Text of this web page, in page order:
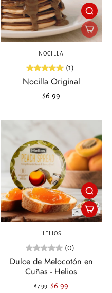
NOCILLA
(1)
Nocilla Original
$6.99
HELIOS
(0)
Dulce de Melocotón en
Cuñas - Helios
$7.99 $6.99